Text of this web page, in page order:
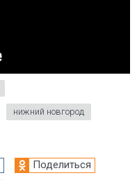
нижний новгород
Поделиться